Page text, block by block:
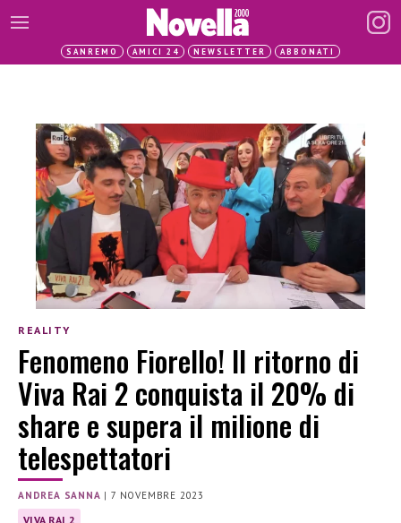
SANREMO AMICI 24 NEWSLETTER ABBONATI
REALITY
Fenomeno Fiorello! Il ritorno di
Viva Rai 2 conquista il 20% di
share e supera il milione di
telespettatori
ANDREA SANNA |7 NOVEMBRE 2023
VIVA RAI 2